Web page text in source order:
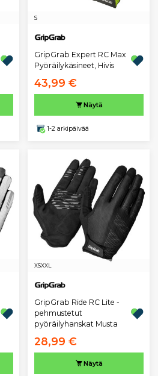
S
GripGrab Expert RC Max
Pyöräilykäsineet, Hivis
43,99 €
Näytä
1-2 arkipäivää
XSXXL
GripGrab Ride RC Lite -
pehmustetut
pyöräilyhanskat Musta
28,99 €
Näytä